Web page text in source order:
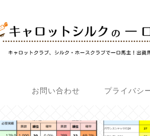
お問い合わせ プライバシ